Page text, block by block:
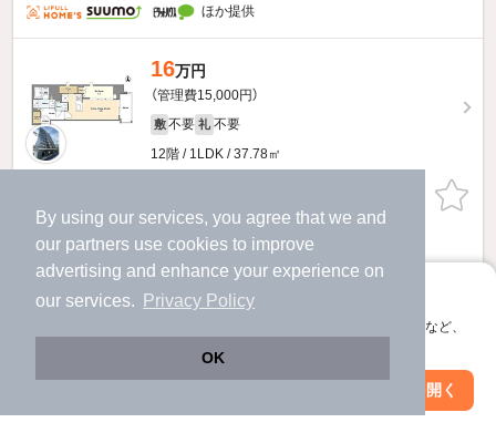
By using our services, you agree that we and
our partners use cookies to improve
advertising and enhance your experience on
our services.
Privacy Policy
OK
アプリに切り替えて、サクサクお部屋探し
会員登録なしですぐ使える。マップ検索やお気に入り保存など、
アプリを開く
ほか提供
16万円
（管理費15,000円）
敷 不要 礼 不要
12階 / 1LDK / 37.78㎡
ほか提供
15.4万円
礼 不要
絞り込み条件を変更